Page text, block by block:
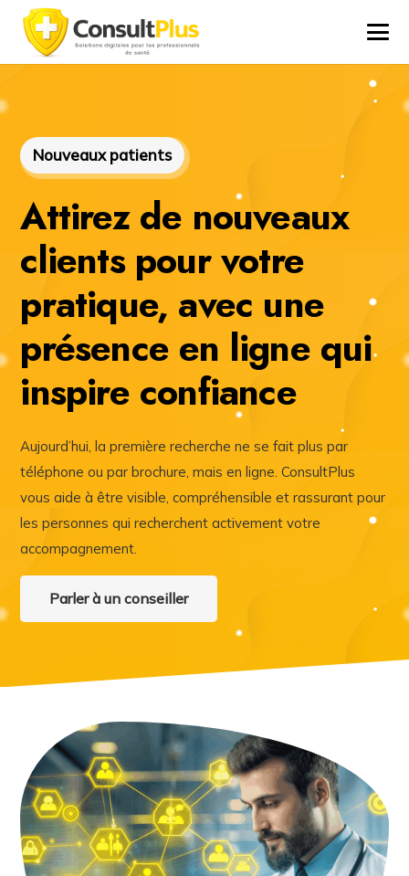
Nouveaux patients
Attirez de nouveaux
clients pour votre
pratique, avec une
présence en ligne qui
inspire confiance
Aujourd’hui, la première recherche ne se fait plus par
téléphone ou par brochure, mais en ligne. ConsultPlus
vous aide à être visible, compréhensible et rassurant pour
les personnes qui recherchent activement votre
accompagnement.
Parler à un conseiller